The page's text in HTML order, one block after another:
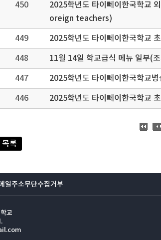
450
2025학년도 타이뻬이한국학
oreign teachers)
449 2025학년도 타이뻬이한국학교
448 11월 14일 학교급식 메뉴 일부(
447 2025학년도 타이뻬이한국학교
446 2025학년도 타이뻬이한국학교
목록
일주소무단수집거부
교